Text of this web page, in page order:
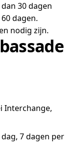
30 dagen
dagen.
nodig zijn.
Interchange,
7 dagen per